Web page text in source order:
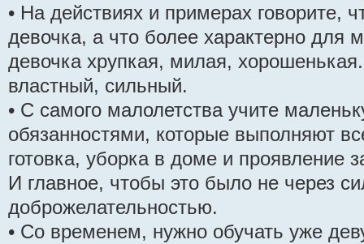
• На действиях и примерах говорите,
девочка, а что более характерно для
девочка хрупкая, милая,
властный, сильный.
• С самого малолетства учите
обязанностями, которые выполняют
готовка, уборка в доме и проявление
И главное, чтобы это было не через
доброжелательностью.
• Со временем, нужно обучать уже